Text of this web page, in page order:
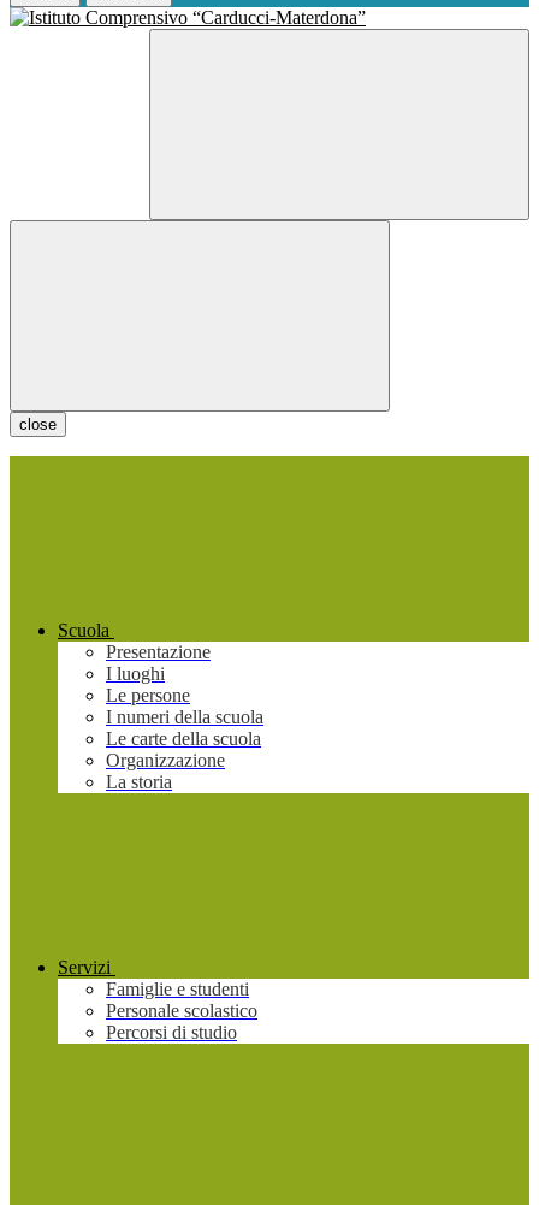
close
Scuola
Presentazione
I luoghi
Le persone
I numeri della scuola
Le carte della scuola
Organizzazione
La storia
Servizi
Famiglie e studenti
Personale scolastico
Percorsi di studio